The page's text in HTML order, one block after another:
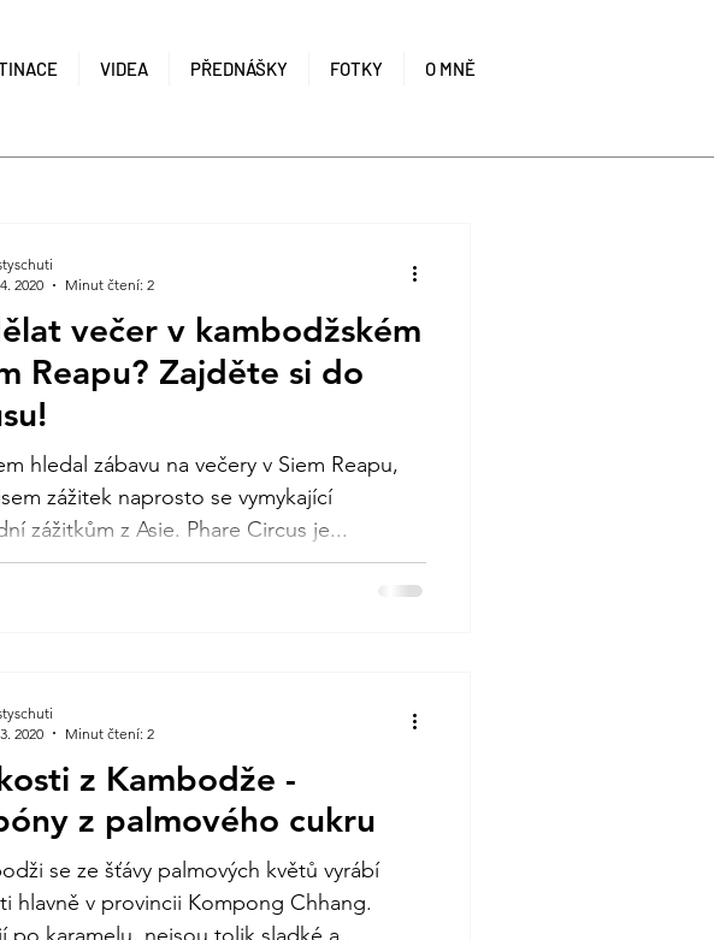
VIDEA PŘEDNÁŠKY FOTKY O MNĚ
večer v kambodžském
Reapu? Zajděte si do
hledal zábavu na večery v Siem Reapu,
zážitek naprosto se vymykající
zážitkům z Asie. Phare Circus je...
2020
Minut čtení: 2
z Kambodže -
z palmového cukru
se ze šťávy palmových květů vyrábí
hlavně v provincii Kompong Chhang.
po karamelu, nejsou tolik sladké a...
2020
Minut čtení: 2